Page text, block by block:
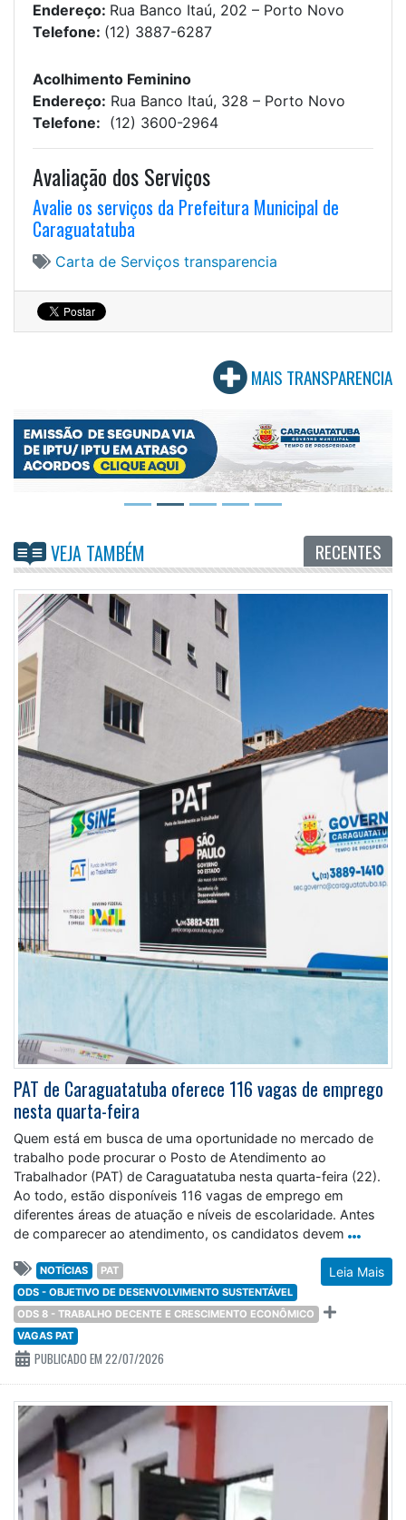
Endereço: Rua Banco Itaú, 202 – Porto Novo
Telefone: (12) 3887-6287
Acolhimento Feminino
Endereço: Rua Banco Itaú, 328 – Porto Novo
Telefone: (12) 3600-2964
Avaliação dos Serviços
Avalie os serviços da Prefeitura Municipal de
Caraguatatuba
Carta de Serviços transparencia
MAIS TRANSPARENCIA
VEJA TAMBÉM RECENTES
PAT de Caraguatatuba oferece 116 vagas de emprego
nesta quarta-feira
Quem está em busca de uma oportunidade no mercado de
trabalho pode procurar o Posto de Atendimento ao
Trabalhador (PAT) de Caraguatatuba nesta quarta-feira (22).
Ao todo, estão disponíveis 116 vagas de emprego em
diferentes áreas de atuação e níveis de escolaridade. Antes
de comparecer ao atendimento, os candidatos devem
Leia Mais
NOTÍCIAS
PAT
ODS - OBJETIVO DE DESENVOLVIMENTO SUSTENTÁVEL
ODS 8 - TRABALHO DECENTE E CRESCIMENTO ECONÔMICO
VAGAS PAT
PUBLICADO EM 22/07/2026